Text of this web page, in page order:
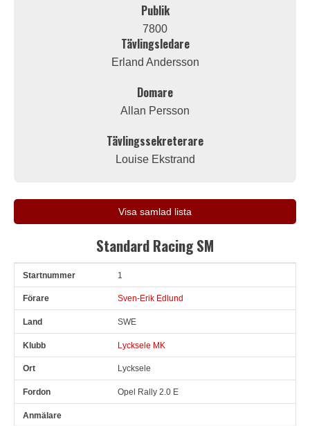
Publik
7800
Tävlingsledare
Erland Andersson
Domare
Allan Persson
Tävlingssekreterare
Louise Ekstrand
Visa samlad lista
Standard Racing SM
Snr Förare 1
Sven-Erik Edlund
SWE
Lycksele MK
Lycksele
Opel Rally 2.0 E